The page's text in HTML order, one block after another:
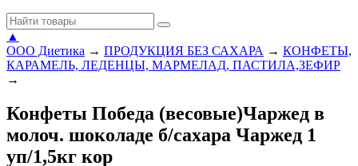
▲
ООО Диетика → ПРОДУКЦИЯ БЕЗ САХАРА → КОНФЕТЫ,
КАРАМЕЛЬ, ЛЕДЕНЦЫ, МАРМЕЛАД, ПАСТИЛА,ЗЕФИР
→
Конфеты Победа (весовые)Чаржед в
молоч. шоколаде б/сахара Чаржед 1
уп/1,5кг кор